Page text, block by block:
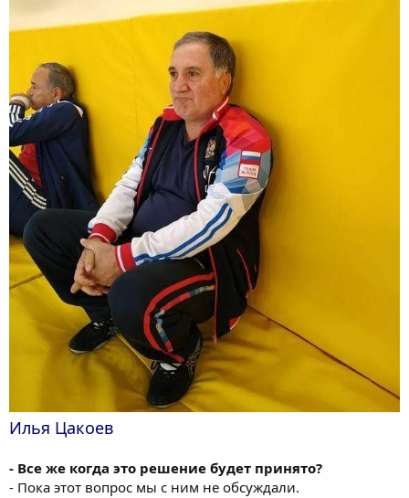
Илья Цакоев
- Все же когда это решение будет принято?
- Пока этот вопрос мы с ним не обсуждали.